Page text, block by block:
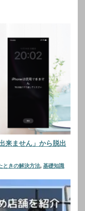
来ません」から脱出
ときの解決方法, 基礎知識